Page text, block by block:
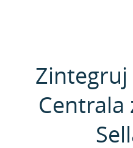
Centrala